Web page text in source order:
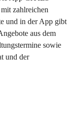
zahlreichen
und in der App gibt
aus dem
sowie
und der